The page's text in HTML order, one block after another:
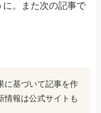
。また次の記事で
に基づいて記事を作
情報は公式サイトも